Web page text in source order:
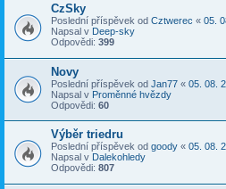
CzSky
Poslední příspěvek od Cztwerec « 05.
Napsal v Deep-sky
Odpovědi: 399
Novy
Poslední příspěvek od Jan77 « 05. 08.
Napsal v Proměnné hvězdy
Odpovědi: 60
Výběr triedru
Poslední příspěvek od goody « 05. 08.
Napsal v Dalekohledy
Odpovědi: 807